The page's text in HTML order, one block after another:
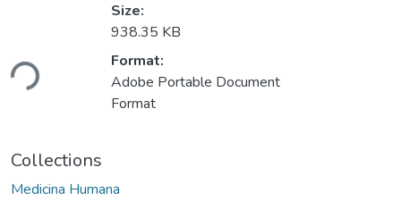
Size:
938.35 KB
Format:
Adobe Portable Document
Format
Collections
Medicina Humana